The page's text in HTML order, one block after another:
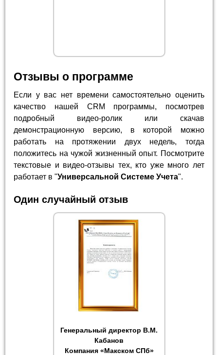
Отзывы о программе
Если у вас нет времени самостоятельно оценить
качество нашей CRM программы, посмотрев
подробный видео-ролик или скачав
демонстрационную версию, в которой можно
работать на протяжении двух недель, тогда
положитесь на чужой жизненный опыт. Посмотрите
текстовые и видео-отзывы тех, кто уже много лет
работает в "Универсальной Системе Учета".
Один случайный отзыв
Генеральный директор В.М.
Кабанов
Компания «Макском СПб»